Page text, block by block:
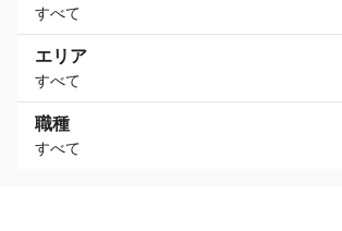
すべて
エリア
すべて
職種
すべて